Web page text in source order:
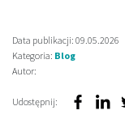
Data publikacji: 09.05.2026
Kategoria: Blog
Autor:
Udostępnij: